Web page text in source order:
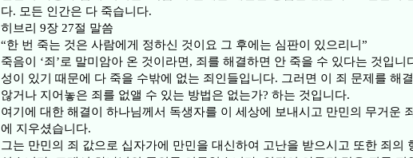
다. 모든 인간은 다 죽습니다.
히브리 9장 27절 말씀
“한 번 죽는 것은 사람에게 정하신 것이요 그 후에는 심판이 있으리니”
죽음이 ‘죄’로 말미암아 온 것이라면, 죄를 해결하면 안 죽을 수 있다는 것입니
성이 있기 때문에 다 죽을 수밖에 없는 죄인들입니다. 그러면 이 죄 문제를 해
않거나 지어놓은 죄를 없앨 수 있는 방법은 없는가? 하는 것입니다.
여기에 대한 해결이 하나님께서 독생자를 이 세상에 보내시고 만민의 무거운
에 지우셨습니다.
그는 만민의 죄 값으로 십자가에 만민을 대신하여 고난을 받으시고 또한 죄의